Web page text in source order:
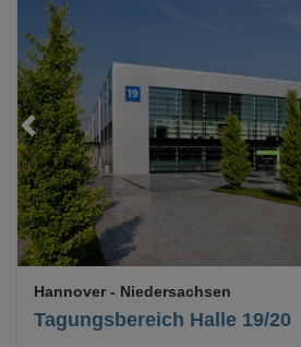
Loading...
Tagungsbereich Halle 19/20
Hannover - Niedersachsen